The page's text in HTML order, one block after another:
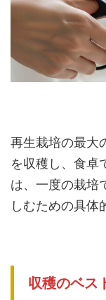
再生栽培の最大
を収穫し、食卓
は、一度の栽培
しむための具体
収穫のベス